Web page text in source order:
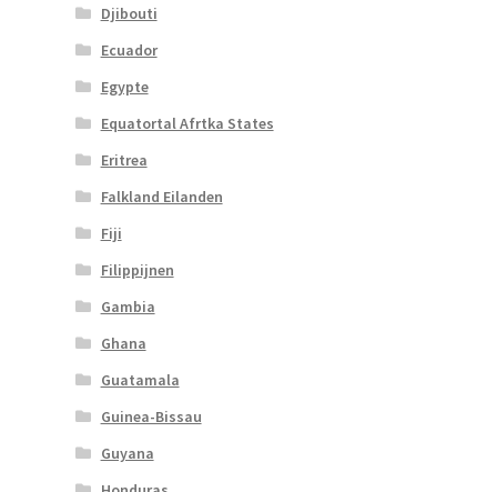
Djibouti
Ecuador
Egypte
Equatortal Afrtka States
Eritrea
Falkland Eilanden
Fiji
Filippijnen
Gambia
Ghana
Guatamala
Guinea-Bissau
Guyana